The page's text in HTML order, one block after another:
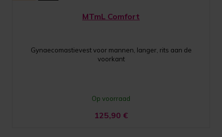
MTmL Comfort
Gynaecomastievest voor mannen, langer, rits aan de
voorkant
Op voorraad
125,90 €